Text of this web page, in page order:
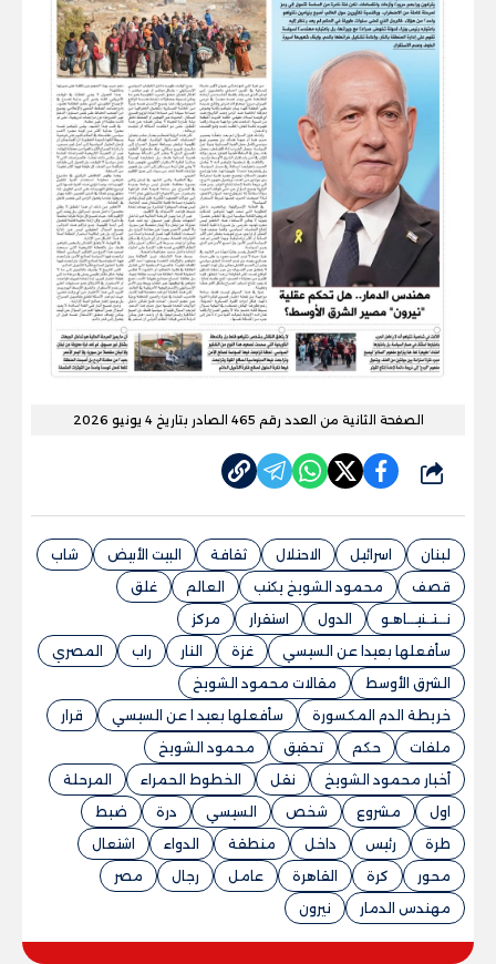
الصفحة الثانية من العدد رقم 465 الصادر بتاريخ 4 يونيو 2026
شارك
لبنان اسرائيل الاحتلال ثقافة البيت الأبيض
شاب
قصف
محمود الشويخ يكتب العالم
غلق
نـــتــنيـــاهـو
الدول استقرار
مركز
سأفعلها بعيدا عن السيسي
غزة النار راب
المصري
الشرق الأوسط
مقالات محمود الشويخ
خريطة الدم المكسورة
سأفعلها بعيد ا عن السيسي
قرار
ملفات
حكم تحقيق
محمود الشويخ
أخبار محمود الشويخ
نقل الخطوط الحمراء
المرحلة
اول
مشروع شخص السيسي درة
ضبط
طرة
رئيس داخل منطقة الدواء
اشتعال
محور
كرة القاهرة عامل رجال
مصر
مهندس الدمار
نيرون